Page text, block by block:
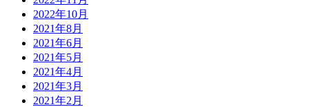
2022年10月
2021年8月
2021年6月
2021年5月
2021年4月
2021年3月
2021年2月